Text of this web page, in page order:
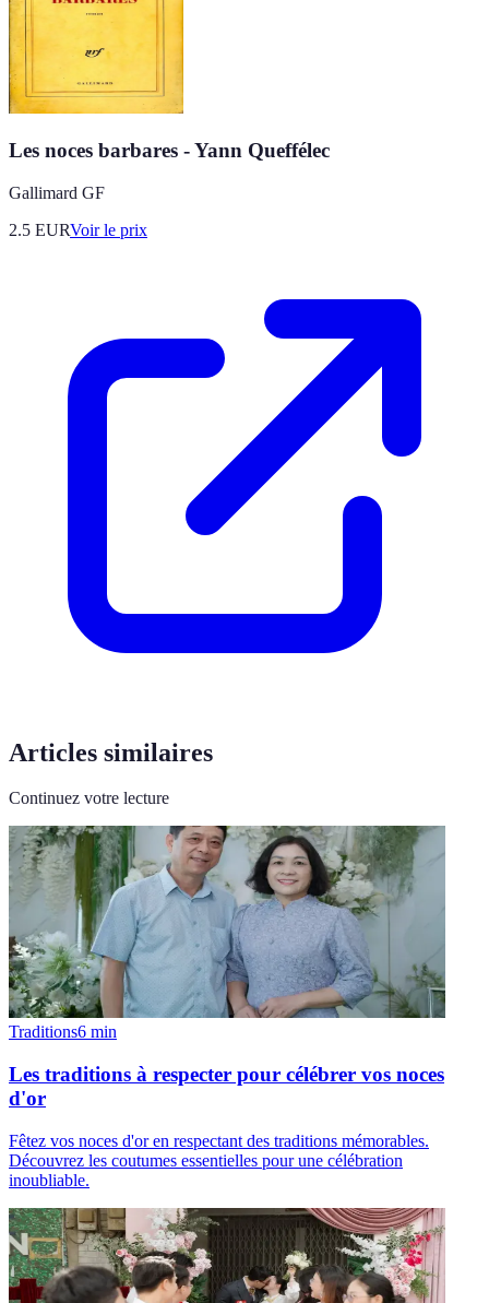
Les noces barbares - Yann Queffélec
Gallimard GF
2.5 EURVoir le prix
Articles similaires
Continuez votre lecture
Traditions6 min
Les traditions à respecter pour célébrer vos noces
d'or
Fêtez vos noces d'or en respectant des traditions mémorables.
Découvrez les coutumes essentielles pour une célébration
inoubliable.